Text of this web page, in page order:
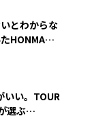
とわからな
HONMA
いい。TOUR
選ぶ